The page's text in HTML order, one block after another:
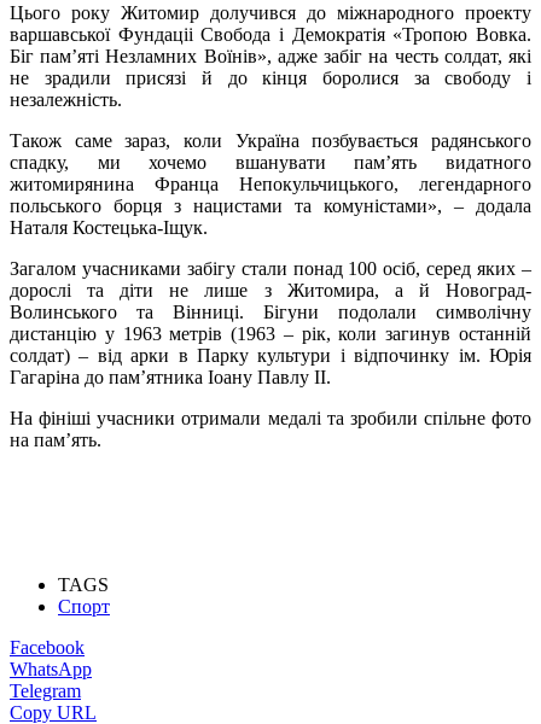
Цього року Житомир долучився до міжнародного проекту
варшавської Фундаціі Свобода і Демократія «Тропою Вовка.
Біг пам’яті Незламних Воїнів», адже забіг на честь солдат, які
не зрадили присязі й до кінця боролися за свободу і
незалежність.
Також саме зараз, коли Україна позбувається радянського
спадку, ми хочемо вшанувати пам’ять видатного
житомирянина Франца Непокульчицького, легендарного
польського борця з нацистами та комуністами», – додала
Наталя Костецька-Іщук.
Загалом учасниками забігу стали понад 100 осіб, серед яких –
дорослі та діти не лише з Житомира, а й Новоград-
Волинського та Вінниці. Бігуни подолали символічну
дистанцію у 1963 метрів (1963 – рік, коли загинув останній
солдат) – від арки в Парку культури і відпочинку ім. Юрія
Гагаріна до пам’ятника Іоану Павлу ІІ.
На фініші учасники отримали медалі та зробили спільне фото
на пам’ять.
TAGS
Спорт
Facebook
WhatsApp
Telegram
Copy URL